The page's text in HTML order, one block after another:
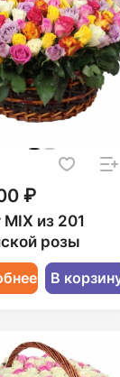
₽
MIX из 201
розы
В